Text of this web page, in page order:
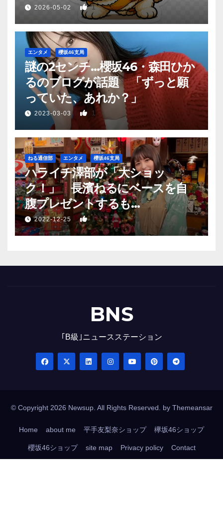
2026-05-02 1
エンタメ 櫻坂46支局
謎の2センチ…櫻坂46・森田ひか
るのブログが話題 「ずっと願
っていた、あれか？」
2023-03-03 1
ねる通信部 エンタメ 櫻坂46支局
ハライチ澤部が「大ショッ
ク！」 長濱ねるにベースを自
腹プレゼントするも…
2022-12-25 1
BNS
｢B級｣ニュースステーション
© Copyright 2026 Newsup. All Rights Reserved. by Themeansar
Home about me 平手友梨奈ショップ 欅坂46ショップ
櫻坂46ショップ site map Privacy policy Contact